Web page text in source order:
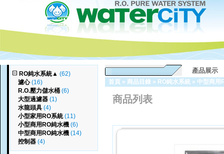
RO純水系統▲ (62)
濾心(16)
R.O.壓力儲水桶 (6)
大型過濾器 (1)
水龍頭具 (4)
小型家用RO系統(11)
小型商用RO純水機 (6)
中型商用RO純水機 (14)
控制器 (4)
產品展示
首頁 » 商品目錄 » RO純水系統 » 中型商用
商品列表